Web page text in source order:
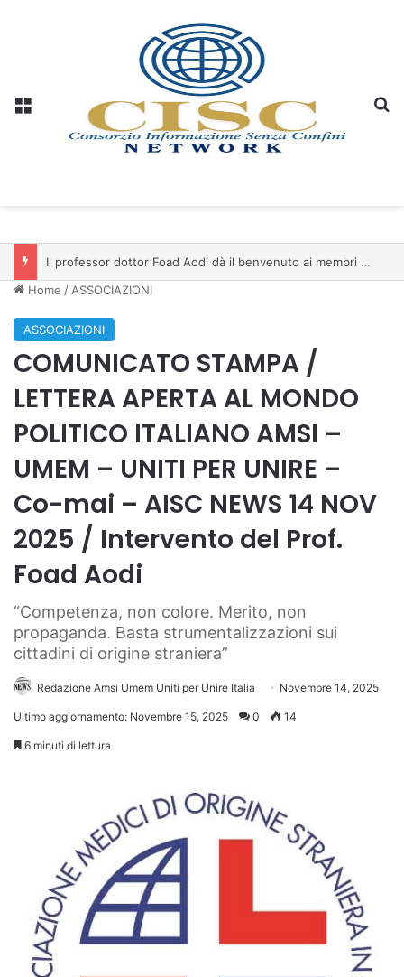
Il professor dottor Foad Aodi dà il benvenuto ai membri del Comitato per le Scienze delle Piramidi e le Scienze Archeologiche…
Home / ASSOCIAZIONI
ASSOCIAZIONI
COMUNICATO STAMPA /
LETTERA APERTA AL MONDO
POLITICO ITALIANO AMSI –
UMEM – UNITI PER UNIRE –
Co-mai – AISC NEWS 14 NOV
2025 / Intervento del Prof.
Foad Aodi
“Competenza, non colore. Merito, non
propaganda. Basta strumentalizzazioni sui
cittadini di origine straniera”
Redazione Amsi Umem Uniti per Unire Italia Novembre 14, 2025
Ultimo aggiornamento: Novembre 15, 2025 0 14
6 minuti di lettura